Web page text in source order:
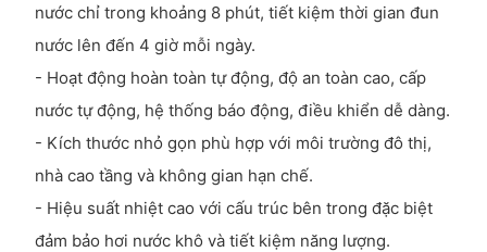
nước chỉ trong khoảng 8 phút, tiết kiệm thời gian đun
nước lên đến 4 giờ mỗi ngày.
- Hoạt động hoàn toàn tự động, độ an toàn cao, cấp
nước tự động, hệ thống báo động, điều khiển dễ dàng.
- Kích thước nhỏ gọn phù hợp với môi trường đô thị,
nhà cao tầng và không gian hạn chế.
- Hiệu suất nhiệt cao với cấu trúc bên trong đặc biệt
đảm bảo hơi nước khô và tiết kiệm năng lượng.